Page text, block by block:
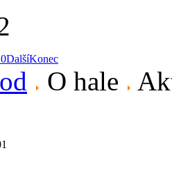
DalšíKonec
O hale